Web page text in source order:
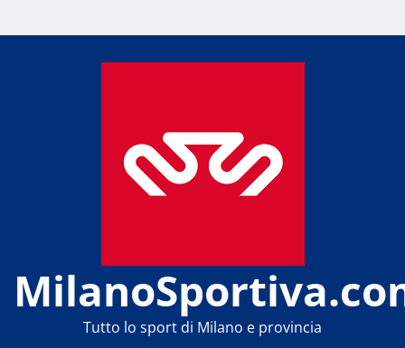
Tutto lo sport di Milano e provincia